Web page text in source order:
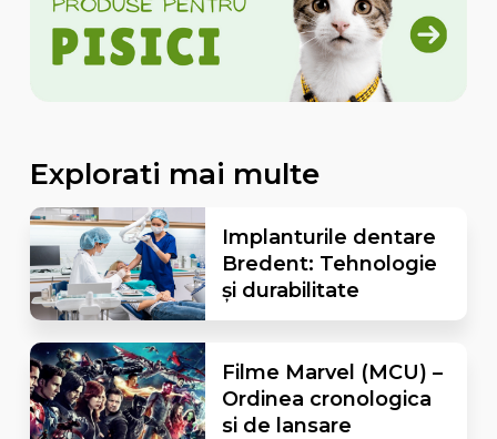
Explorati mai multe
Implanturile dentare
Bredent: Tehnologie
și durabilitate
Filme Marvel (MCU) –
Ordinea cronologica
si de lansare